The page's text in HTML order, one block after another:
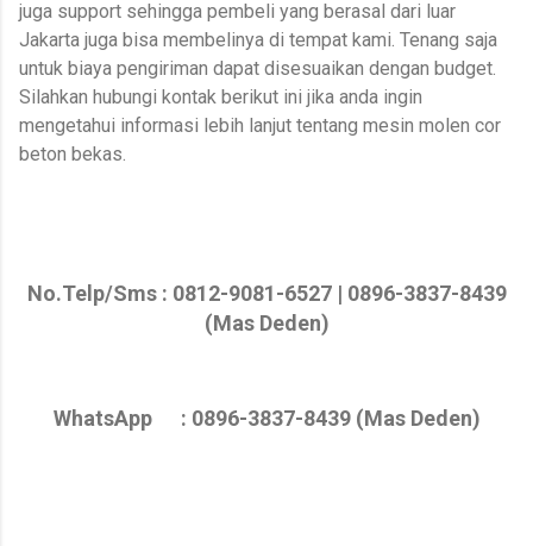
juga support sehingga pembeli yang berasal dari luar
Jakarta juga bisa membelinya di tempat kami. Tenang saja
untuk biaya pengiriman dapat disesuaikan dengan budget.
Silahkan hubungi kontak berikut ini jika anda ingin
mengetahui informasi lebih lanjut tentang mesin molen cor
beton bekas.
No.Telp/Sms : 0812-9081-6527 | 0896-3837-8439
(Mas Deden)
WhatsApp : 0896-3837-8439 (Mas Deden)